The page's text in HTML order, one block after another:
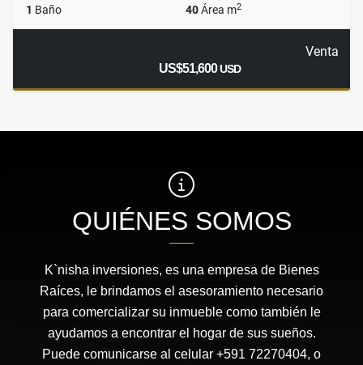
1 Baño 40Área m2
Venta
US$51,600USD
QUIÉNES SOMOS
K`nisha inversiones, es una empresa de Bienes
Raíces, le brindamos el asesoramiento necesario
para comercializar su inmueble como también le
ayudamos a encontrar el hogar de sus sueños.
Puede comunicarse al celular +591 72270404, o